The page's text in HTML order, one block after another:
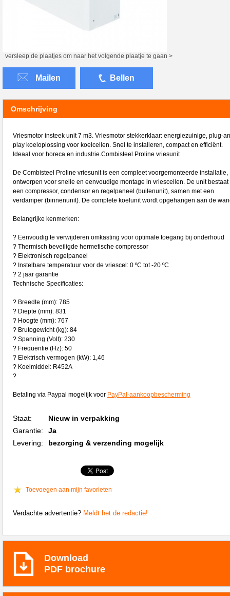
versleep de plaatjes om naar het volgende plaatje te gaan >
Mailen Bellen
Omschrijving
Vriesmotor insteek unit 7 m3. Vriesmotor stekkerklaar: energiezuinige, plug-
play koeloplossing voor koelcellen. Snel te installeren, compact en efficiënt.
Ideaal voor horeca en industrie.Combisteel Proline vriesunit
De Combisteel Proline vriesunit is een compleet voorgemonteerde installatie,
ontworpen voor snelle en eenvoudige montage in vriescellen. De unit bestaat
een compressor, condensor en regelpaneel (buitenunit), samen met een
verdamper (binnenunit). De complete koelunit wordt opgehangen aan de
Belangrijke kenmerken:
? Eenvoudig te verwijderen omkasting voor optimale toegang bij onderhoud
? Thermisch beveiligde hermetische compressor
? Elektronisch regelpaneel
? Instelbare temperatuur voor de vriescel: 0 ºC tot -20 ºC
? 2 jaar garantie
Technische Specificaties:
? Breedte (mm): 785
? Diepte (mm): 831
? Hoogte (mm): 767
? Brutogewicht (kg): 84
? Spanning (Volt): 230
? Frequentie (Hz): 50
? Elektrisch vermogen (kW): 1,46
? Koelmiddel: R452A
?
Betaling via Paypal mogelijk voor PayPal-aankoopbescherming
Staat:
Nieuw in verpakking
Garantie:
Ja
Levering:
bezorging & verzending mogelijk
Toevoegen aan mijn favorieten
Verdachte advertentie? Meldt het de redactie!
Download
PDF brochure